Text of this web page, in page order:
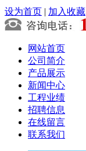
设为首页 | 加入收藏
网站首页
公司简介
产品展示
新闻中心
工程业绩
招聘信息
在线留言
联系我们